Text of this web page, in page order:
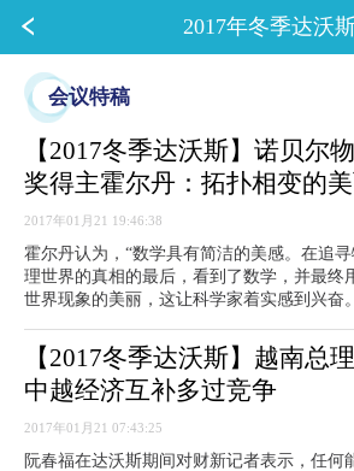
2017年冬季达沃
会议特稿
【2017冬季达沃斯】诺贝尔
奖得主霍尔丹：拓扑相变的
2017年01月21 19:46:38
霍尔丹认为，“数学具有简洁的美感。在追寻
理世界的真相的最后，看到了数学，并最终
世界现象的美丽，这让科学家着实感到兴奋
【2017冬季达沃斯】越南总理
中越经济互补多过竞争
2017年01月21 07:43:25
阮春福在达沃斯期间对财新记者表示，任何